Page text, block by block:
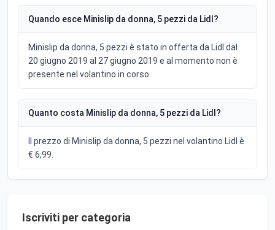
Quando esce Minislip da donna, 5 pezzi da Lidl?
Minislip da donna, 5 pezzi è stato in offerta da Lidl dal
20 giugno 2019 al 27 giugno 2019 e al momento non è
presente nel volantino in corso.
Quanto costa Minislip da donna, 5 pezzi da Lidl?
Il prezzo di Minislip da donna, 5 pezzi nel volantino Lidl è
€ 6,99.
Iscriviti per categoria